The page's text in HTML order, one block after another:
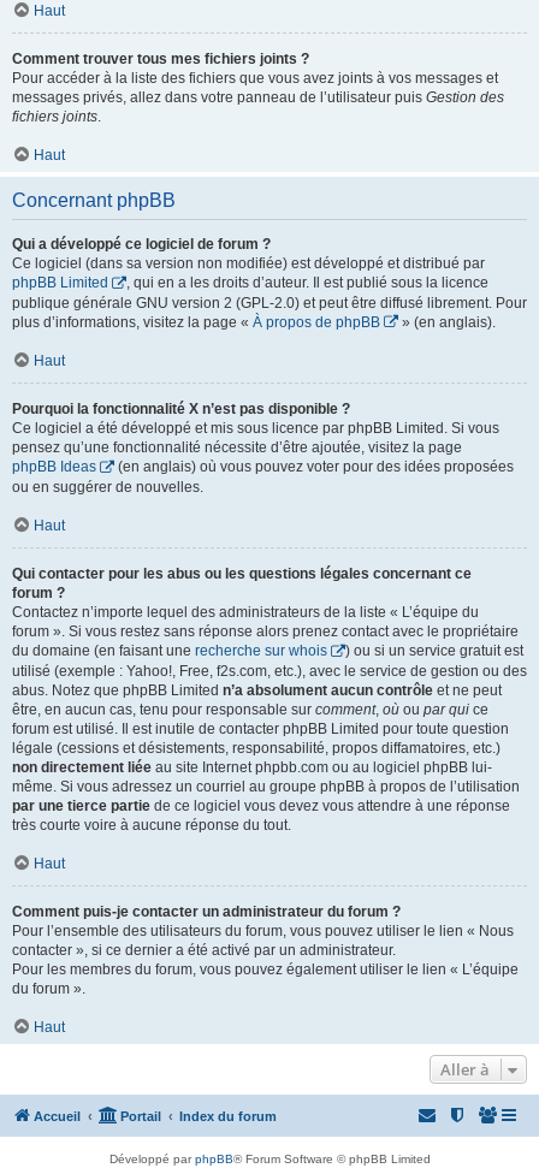
Haut
Comment trouver tous mes fichiers joints ?
Pour accéder à la liste des fichiers que vous avez joints à vos messages et
messages privés, allez dans votre panneau de l’utilisateur puis Gestion des
fichiers joints.
Haut
Concernant phpBB
Qui a développé ce logiciel de forum ?
Ce logiciel (dans sa version non modifiée) est développé et distribué par
phpBB Limited
, qui en a les droits d’auteur. Il est publié sous la licence
publique générale GNU version 2 (GPL-2.0) et peut être diffusé librement. Pour
plus d’informations, visitez la page « À propos de phpBB » (en anglais).
Haut
Pourquoi la fonctionnalité X n’est pas disponible ?
Ce logiciel a été développé et mis sous licence par phpBB Limited. Si vous
pensez qu’une fonctionnalité nécessite d’être ajoutée, visitez la page
phpBB Ideas
(en anglais) où vous pouvez voter pour des idées proposées
ou en suggérer de nouvelles.
Haut
Qui contacter pour les abus ou les questions légales concernant ce
forum ?
Contactez n’importe lequel des administrateurs de la liste « L’équipe du
forum ». Si vous restez sans réponse alors prenez contact avec le propriétaire
du domaine (en faisant une recherche sur whois
) ou si un service gratuit est
utilisé (exemple : Yahoo!, Free, f2s.com, etc.), avec le service de gestion ou des
abus. Notez que phpBB Limited n’a absolument aucun contrôle et ne peut
être, en aucun cas, tenu pour responsable sur comment, où ou par qui ce
forum est utilisé. Il est inutile de contacter phpBB Limited pour toute question
légale (cessions et désistements, responsabilité, propos diffamatoires, etc.)
non directement liée au site Internet phpbb.com ou au logiciel phpBB lui-
même. Si vous adressez un courriel au groupe phpBB à propos de l’utilisation
par une tierce partie de ce logiciel vous devez vous attendre à une réponse
très courte voire à aucune réponse du tout.
Haut
Comment puis-je contacter un administrateur du forum ?
Pour l’ensemble des utilisateurs du forum, vous pouvez utiliser le lien « Nous
contacter », si ce dernier a été activé par un administrateur.
Pour les membres du forum, vous pouvez également utiliser le lien « L’équipe
du forum ».
Haut
Aller à
Accueil Portail Index du forum
Développé parphpBB® Forum Software © phpBB Limited